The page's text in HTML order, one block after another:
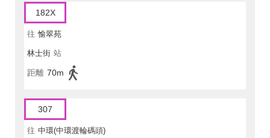
182X
往 愉翠苑
林士街 站
距離 70m
307
往 中環(中環渡輪碼頭)